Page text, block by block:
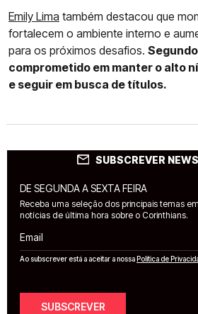
Emily Lima também destacou que
fortalecem o ambiente interno e
para os próximos desafios.
comprometido em manter o alto
e seguir em busca de títulos.
SUBSCREVER
DE SEGUNDA A SEXTA FEIRA
Receba uma seleção dos principais temas
notícias de última hora sobre o Corinthians.
Email
Ao subscrever está a aceitar a nossaPolítica de
SUBSCREVER